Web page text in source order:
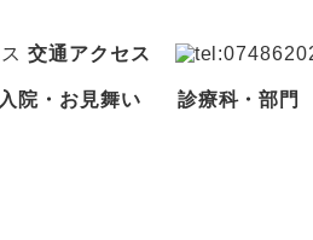
交通アクセス
入院・お見舞い 診療科・部門